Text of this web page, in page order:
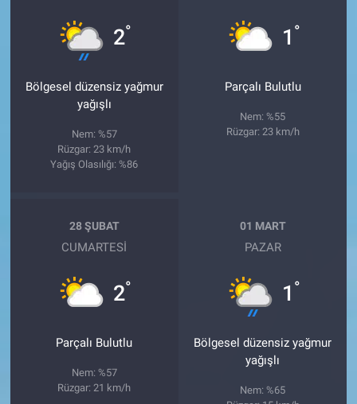
2°
Bölgesel düzensiz yağmur
yağışlı
Nem: %57
Rüzgar: 23 km/h
Yağış Olasılığı: %86
1 °
Parçalı Bulutlu
Nem: %55
Rüzgar: 23 km/h
28 ŞUBAT
CUMARTESI
2°
Parçalı Bulutlu
Nem: %57
Rüzgar: 21 km/h
01 MART
PAZAR
1 °
Bölgesel düzensiz yağmur
yağışlı
Nem: %65